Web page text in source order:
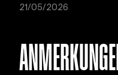
21/05/2026